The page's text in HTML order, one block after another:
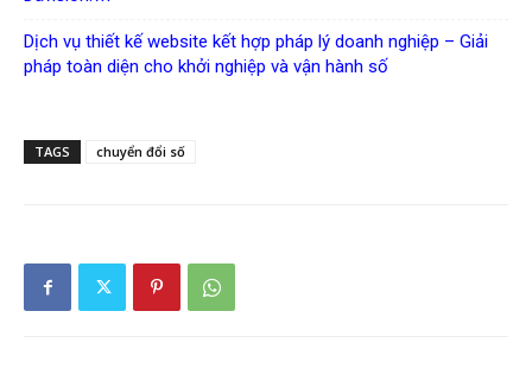
Dịch vụ thiết kế website kết hợp pháp lý doanh nghiệp – Giải
pháp toàn diện cho khởi nghiệp và vận hành số
TAGS chuyển đổi số